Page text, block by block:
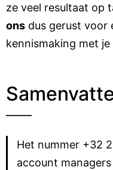
ze veel resultaat op
ons dus gerust voor
kennismaking met je
Het nummer +32
account